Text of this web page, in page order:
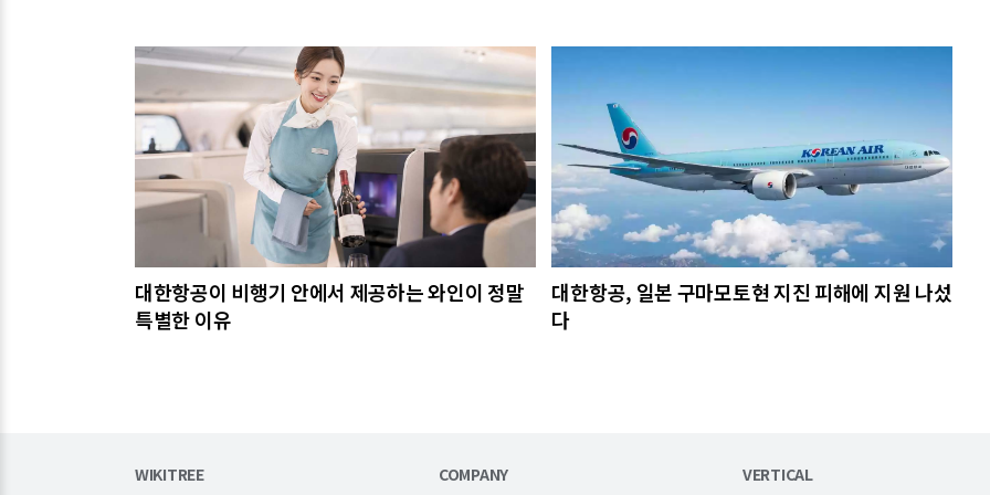
관련기사
대한항공이 비행기 안에서 제공하는 와인이 정말
특별한 이유
대한항공, 일본 구마모토현 지진 피해에 지원 나섰
다
WIKITREE COMPANY VERTICAL